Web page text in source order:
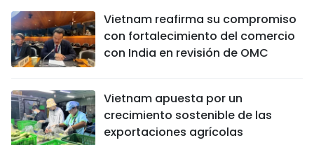
Vietnam reafirma su compromiso
con fortalecimiento del comercio
con India en revisión de OMC
Vietnam apuesta por un
crecimiento sostenible de las
exportaciones agrícolas